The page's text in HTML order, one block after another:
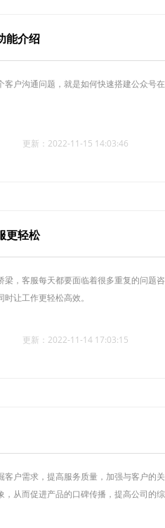
能介绍
户沟通问题，就是如何快速搭建公众号
更新：2022-11-15 14:03:46
更轻松
，客服每天都要面临着很多重复的问题
让工作更轻松高效。
更新：2022-11-14 17:03:15
户需求，提高服务质量，加强与客户的
从而促进产品的口碑传播，提高公司的